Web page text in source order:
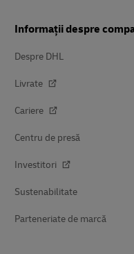
Informații despre
Despre DHL
Livrate
Cariere
Centru de presă
Investitori
Sustenabilitate
Parteneriate de marcă